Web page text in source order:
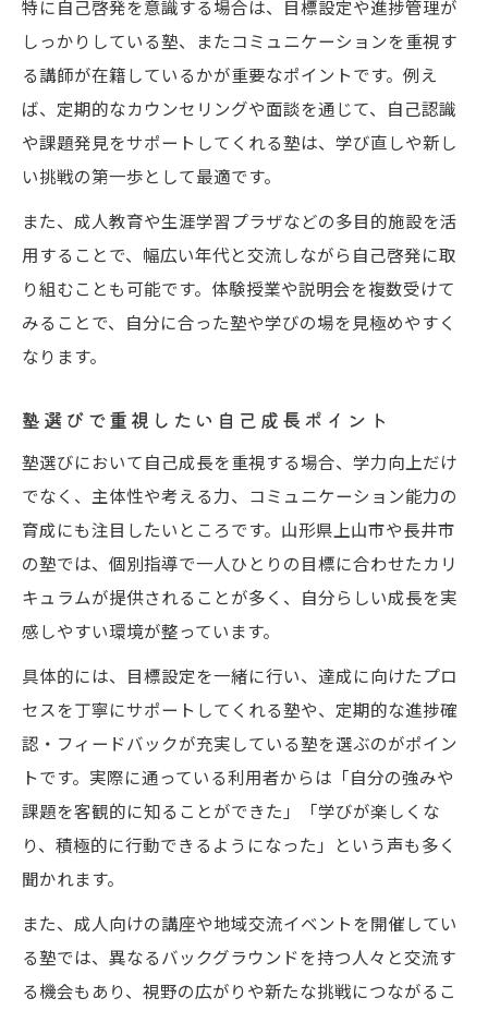
特に自己啓発を意識する場合は、目標設定や進捗管理が
しっかりしている塾、またコミュニケーションを重視す
る講師が在籍しているかが重要なポイントです。例え
ば、定期的なカウンセリングや面談を通じて、自己認識
や課題発見をサポートしてくれる塾は、学び直しや新し
い挑戦の第一歩として最適です。
また、成人教育や生涯学習プラザなどの多目的施設を活
用することで、幅広い年代と交流しながら自己啓発に取
り組むことも可能です。体験授業や説明会を複数受けて
みることで、自分に合った塾や学びの場を見極めやすく
なります。
塾選びで重視したい自己成長ポイント
塾選びにおいて自己成長を重視する場合、学力向上だけ
でなく、主体性や考える力、コミュニケーション能力の
育成にも注目したいところです。山形県上山市や長井市
の塾では、個別指導で一人ひとりの目標に合わせたカリ
キュラムが提供されることが多く、自分らしい成長を実
感しやすい環境が整っています。
具体的には、目標設定を一緒に行い、達成に向けたプロ
セスを丁寧にサポートしてくれる塾や、定期的な進捗確
認・フィードバックが充実している塾を選ぶのがポイン
トです。実際に通っている利用者からは「自分の強みや
課題を客観的に知ることができた」「学びが楽しくな
り、積極的に行動できるようになった」という声も多く
聞かれます。
また、成人向けの講座や地域交流イベントを開催してい
る塾では、異なるバックグラウンドを持つ人々と交流す
る機会もあり、視野の広がりや新たな挑戦につながるこ